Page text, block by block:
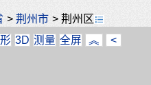
>荆州市 >荆州区
3D 测量 全屏 ︽ <